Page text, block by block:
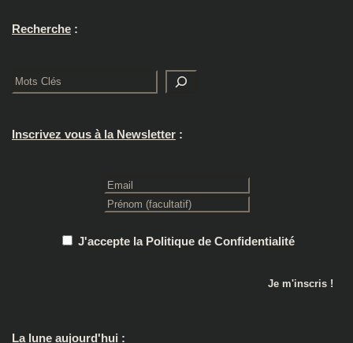
Recherche :
Rechercher
Inscrivez vous à la Newsletter :
J'accepte la Politique de Confidentialité
La lune aujourd'hui :